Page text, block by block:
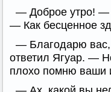
— Доброе утро! —
— Как бесценное
— Благодарю
ответил Ягуар. —
плохо помню ваши